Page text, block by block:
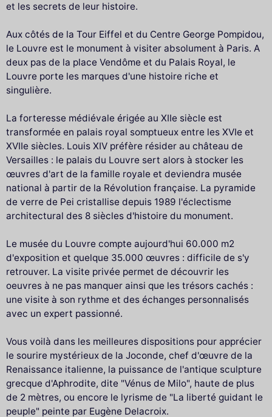
et les secrets de leur histoire.
Aux côtés de la Tour Eiffel et du Centre George Pompidou,
le Louvre est le monument à visiter absolument à Paris. A
deux pas de la place Vendôme et du Palais Royal, le
Louvre porte les marques d'une histoire riche et
singulière.
La forteresse médiévale érigée au XIIe siècle est
transformée en palais royal somptueux entre les XVIe et
XVIIe siècles. Louis XIV préfère résider au château de
Versailles : le palais du Louvre sert alors à stocker les
œuvres d'art de la famille royale et deviendra musée
national à partir de la Révolution française. La pyramide
de verre de Pei cristallise depuis 1989 l'éclectisme
architectural des 8 siècles d'histoire du monument.
Le musée du Louvre compte aujourd'hui 60.000 m2
d'exposition et quelque 35.000 œuvres : difficile de s'y
retrouver. La visite privée permet de découvrir les
oeuvres à ne pas manquer ainsi que les trésors cachés :
une visite à son rythme et des échanges personnalisés
avec un expert passionné.
Vous voilà dans les meilleures dispositions pour apprécier
le sourire mystérieux de la Joconde, chef d'œuvre de la
Renaissance italienne, la puissance de l'antique sculpture
grecque d'Aphrodite, dite "Vénus de Milo", haute de plus
de 2 mètres, ou encore le lyrisme de "La liberté guidant le
peuple" peinte par Eugène Delacroix.